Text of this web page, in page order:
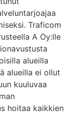
Traficom
A Oy:lle
alueilla
alueilla ei ollut
kuuluvaa
hoitaa kaikkien